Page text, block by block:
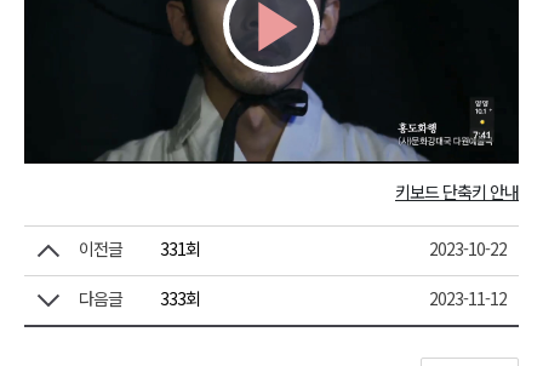
Play
Video키보드 단축키 안내
이전글 331회 2023-10-22
다음글 333회 2023-11-12